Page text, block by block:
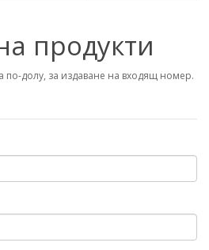
продукти
долу, за издаване на входящ номер.